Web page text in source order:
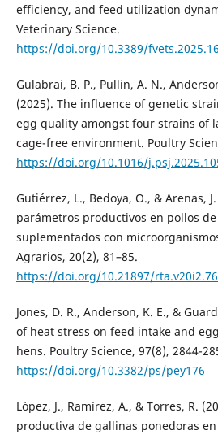
efficiency, and feed utilization
Veterinary Science.
https://doi.org/10.3389/
Gulabrai, B. P., Pullin, A. N.,
(2025). The influence of genetic
egg quality amongst four strains of
cage-free environment. Poultry
https://doi.org/10.1016/
Gutiérrez, L., Bedoya, O., & Arenas,
parámetros productivos en pollos
suplementados con
Agrarios, 20(2), 81–85.
https://doi.org/10.21897/
Jones, D. R., Anderson, K. E., &
of heat stress on feed intake and
hens. Poultry Science, 97(8), 2844-
https://doi.org/10.3382/ps/pey176
López, J., Ramírez, A., & Torres, R.
productiva de gallinas ponedoras